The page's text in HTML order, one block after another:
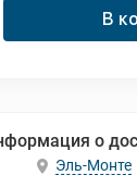
В
о
Эль-Монте